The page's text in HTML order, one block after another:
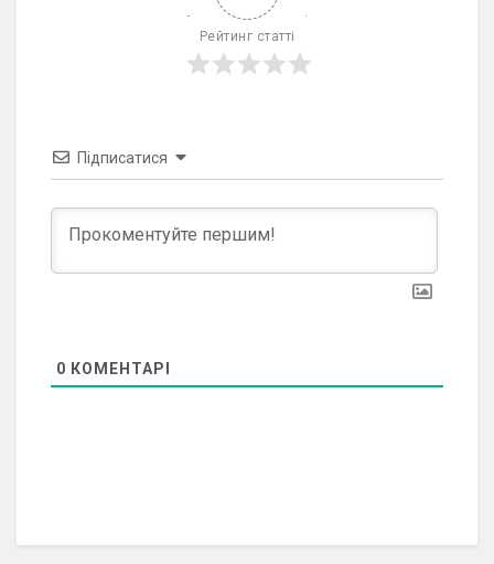
Рейтинг статті
Підписатися
0 КОМЕНТАРІ